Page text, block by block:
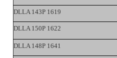
DLLA 143P 1619
DLLA 150P 1622
DLLA 148P 1641